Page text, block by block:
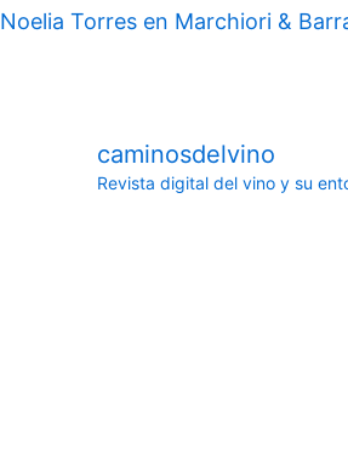
Noelia Torres en Marchiori &
caminosdelvino
Revista digital del vino y su